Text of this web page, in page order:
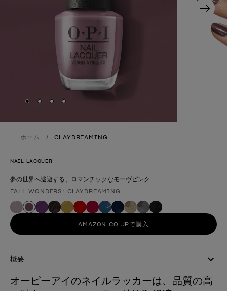
Next
Skip to slide
Skip to slide
Skip to slide
Skip to slide
ホーム CLAYDREAMING
NAIL LACQUER
夢の世界へ逃避する、ロマンチックなモーヴピンク
製品形態
FALL WONDERS: CLAYDREAMING
AMAZON.CO.JPで購入
概要
オーピーアイのネイルラッカーは、品質の高